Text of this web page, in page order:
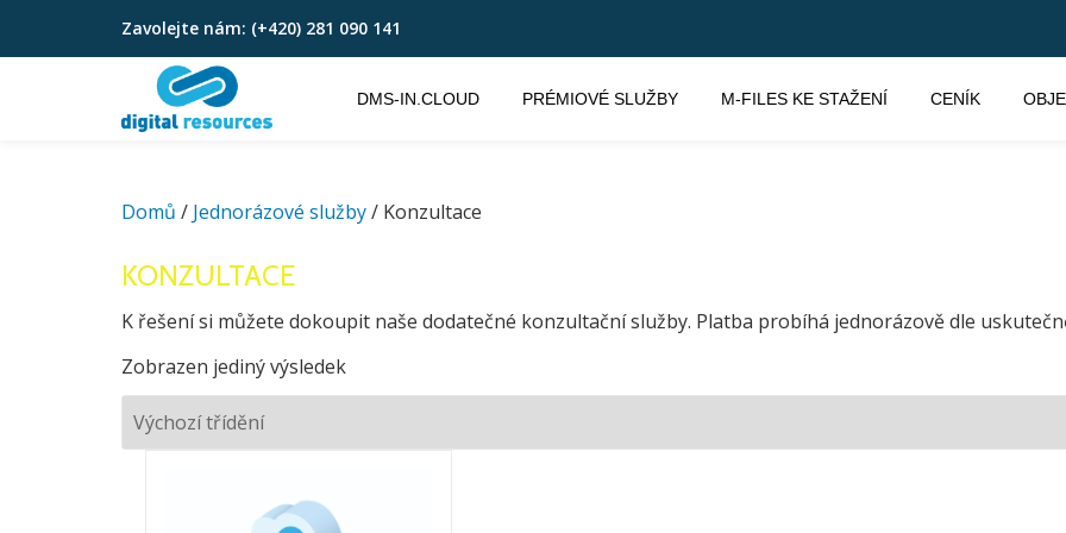
Přeskočit
Zavolejte nám: (+420) 281 090 141
DMS-IN.CLOUD PRÉMIOVÉ SLUŽBY M-FILES KE STAŽENÍ CENÍK
Domů / Jednorázové služby/ Konzultace
KONZULTACE
K řešení si můžete dokoupit naše dodatečné konzultační služby. Platba probíhá jednorázově dle
Zobrazen jediný výsledek